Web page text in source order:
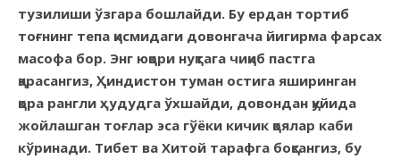
тузилиши ўзгара бошлайди. Бу ердан тортиб
тоғнинг тепа қисмидаги довонгача йигирма фарсах
масофа бор. Энг юқори нуқтага чиқиб пастга
қарасангиз, Ҳиндистон туман остига яширинган
қора рангли ҳудудга ўхшайди, довондан қуйида
жойлашган тоғлар эса гўёки кичик қоялар каби
кўринади. Тибет ва Хитой тарафга боқсангиз, бу